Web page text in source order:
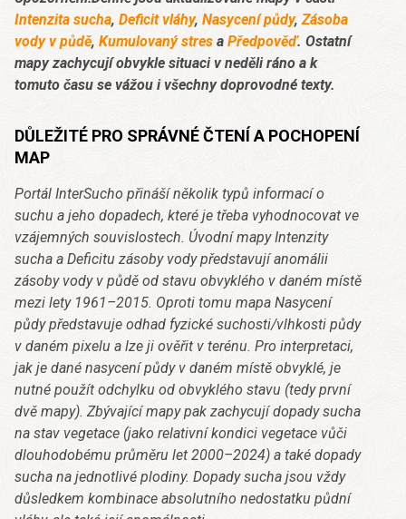
Intenzita sucha, Deficit vláhy, Nasycení půdy, Zásoba
vody v půdě, Kumulovaný stres a Předpověď. Ostatní
mapy zachycují obvykle situaci v neděli ráno a k
tomuto času se vážou i všechny doprovodné texty.
DŮLEŽITÉ PRO SPRÁVNÉ ČTENÍ A POCHOPENÍ
MAP
Portál InterSucho přináší několik typů informací o
suchu a jeho dopadech, které je třeba vyhodnocovat ve
vzájemných souvislostech. Úvodní mapy Intenzity
sucha a Deficitu zásoby vody představují anomálii
zásoby vody v půdě od stavu obvyklého v daném místě
mezi lety 1961–2015. Oproti tomu mapa Nasycení
půdy představuje odhad fyzické suchosti/vlhkosti půdy
v daném pixelu a lze ji ověřit v terénu. Pro interpretaci,
jak je dané nasycení půdy v daném místě obvyklé, je
nutné použít odchylku od obvyklého stavu (tedy první
dvě mapy). Zbývající mapy pak zachycují dopady sucha
na stav vegetace (jako relativní kondici vegetace vůči
dlouhodobému průměru let 2000–2024) a také dopady
sucha na jednotlivé plodiny. Dopady sucha jsou vždy
důsledkem kombinace absolutního nedostatku půdní